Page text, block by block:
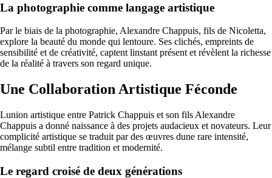
La photographie comme langage artistique
Par le biais de la photographie, Alexandre Chappuis, fils de Nicoletta,
explore la beauté du monde qui lentoure. Ses clichés, empreints de
sensibilité et de créativité, captent linstant présent et révèlent la richesse
de la réalité à travers son regard unique.
Une Collaboration Artistique Féconde
Lunion artistique entre Patrick Chappuis et son fils Alexandre
Chappuis a donné naissance à des projets audacieux et novateurs. Leur
complicité artistique se traduit par des œuvres dune rare intensité,
mélange subtil entre tradition et modernité.
Le regard croisé de deux générations